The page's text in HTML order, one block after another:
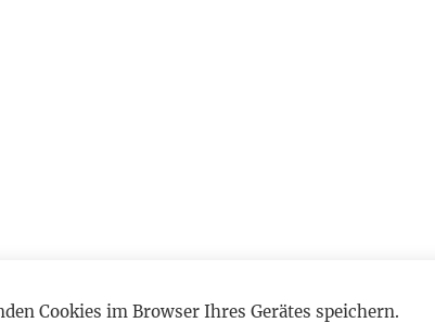
Cookies im Browser Ihres Gerätes speichern.